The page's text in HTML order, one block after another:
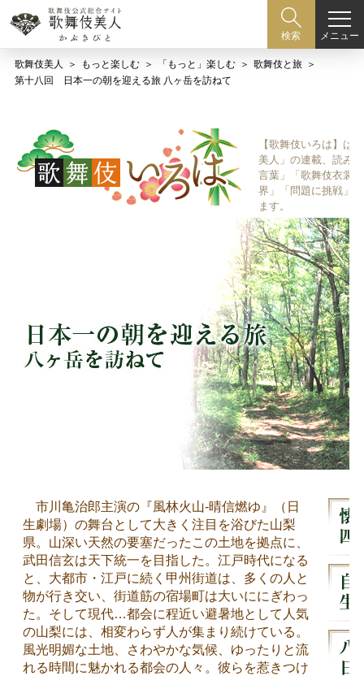
検索 メニュー
歌舞伎美人 もっと楽しむ 「もっと」楽しむ
歌舞伎と旅
第十八回 日本一の朝を迎える旅 八ヶ岳を訪ねて
【歌舞伎いろは】は
美人」の連載、読み
言葉」「歌舞伎衣裳
界」「問題に挑戦」
ます。
市川亀治郎主演の『風林火山-晴信燃ゆ』（日
生劇場）の舞台として大きく注目を浴びた山梨
県。山深い天然の要塞だったこの土地を拠点に、
武田信玄は天下統一を目指した。江戸時代になる
と、大都市・江戸に続く甲州街道は、多くの人と
物が行き交い、街道筋の宿場町は大いににぎわっ
た。そして現代…都会に程近い避暑地として人気
の山梨には、相変わらず人が集まり続けている。
風光明媚な土地、さわやかな気候、ゆったりと流
れる時間に魅かれる都会の人々。彼らを惹きつけ